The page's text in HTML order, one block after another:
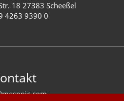
18 27383 Scheeßel
4263 9390 0